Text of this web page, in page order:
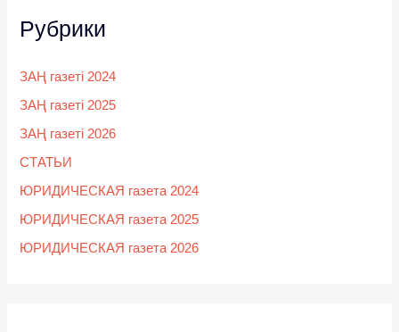
Рубрики
ЗАҢ газеті 2024
ЗАҢ газеті 2025
ЗАҢ газеті 2026
СТАТЬИ
ЮРИДИЧЕСКАЯ газета 2024
ЮРИДИЧЕСКАЯ газета 2025
ЮРИДИЧЕСКАЯ газета 2026